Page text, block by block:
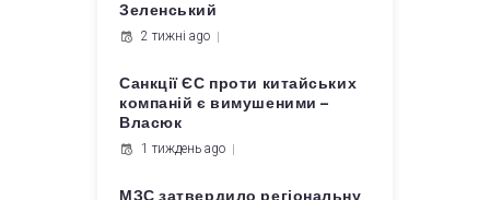
Зеленський
2 тижні ago
Санкції ЄС проти китайських
компаній є вимушеними –
Власюк
1 тиждень ago
МЗС затвердило регіональну